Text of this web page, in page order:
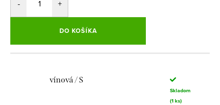
DO KOŠÍKA
vínová / S
Skladom
(1 ks)